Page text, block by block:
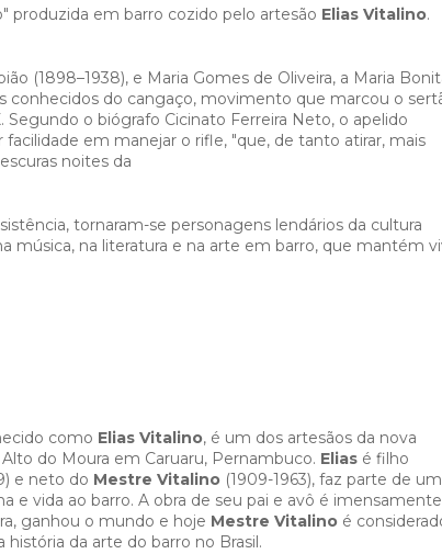
produzida em barro cozido pelo artesão Elias Vitalino.
(1898–1938), e Maria Gomes de Oliveira, a Maria
conhecidos do cangaço, movimento que marcou o
Segundo o biógrafo Cicinato Ferreira Neto, o apelido
em manejar o rifle, "que, de tanto atirar, mais
noites da
tornaram-se personagens lendários da cultura
música, na literatura e na arte em barro, que mantém
como Elias Vitalino, é um dos artesãos da nova
do Moura em Caruaru, Pernambuco. Elias é filho
e neto do Mestre Vitalino (1909-1963), faz parte de
e vida ao barro. A obra de seu pai e avô é imensamente
ganhou o mundo e hoje Mestre Vitalino é
da arte do barro no Brasil.